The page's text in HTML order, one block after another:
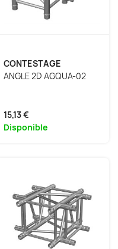
CONTESTAGE
ANGLE 2D AGQUA-02
15,13 €
Disponible